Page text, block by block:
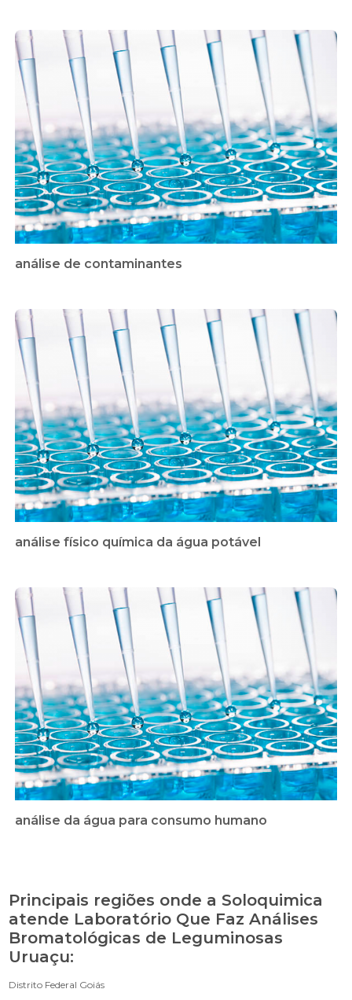
análise de contaminantes
análise físico química da água potável
análise da água para consumo humano
Principais regiões onde a Soloquimica
atende Laboratório Que Faz Análises
Bromatológicas de Leguminosas
Uruaçu:
Distrito Federal Goiás